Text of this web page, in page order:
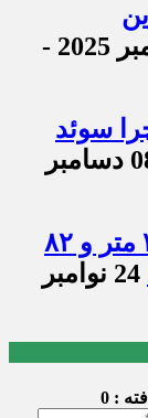
09 دسامبر 2025 -
سوئد
08 دسامبر
بلندترین هتل جهان با ارتفاع ۳۷۷ متر و ۸۲
24 نوامبر
: 0